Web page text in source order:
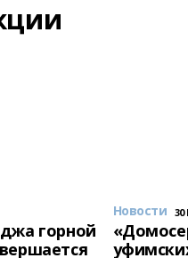
горной
Новости